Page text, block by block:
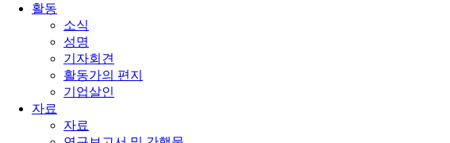
활동
소식
성명
기자회견
활동가의 편지
기업살인
자료
자료